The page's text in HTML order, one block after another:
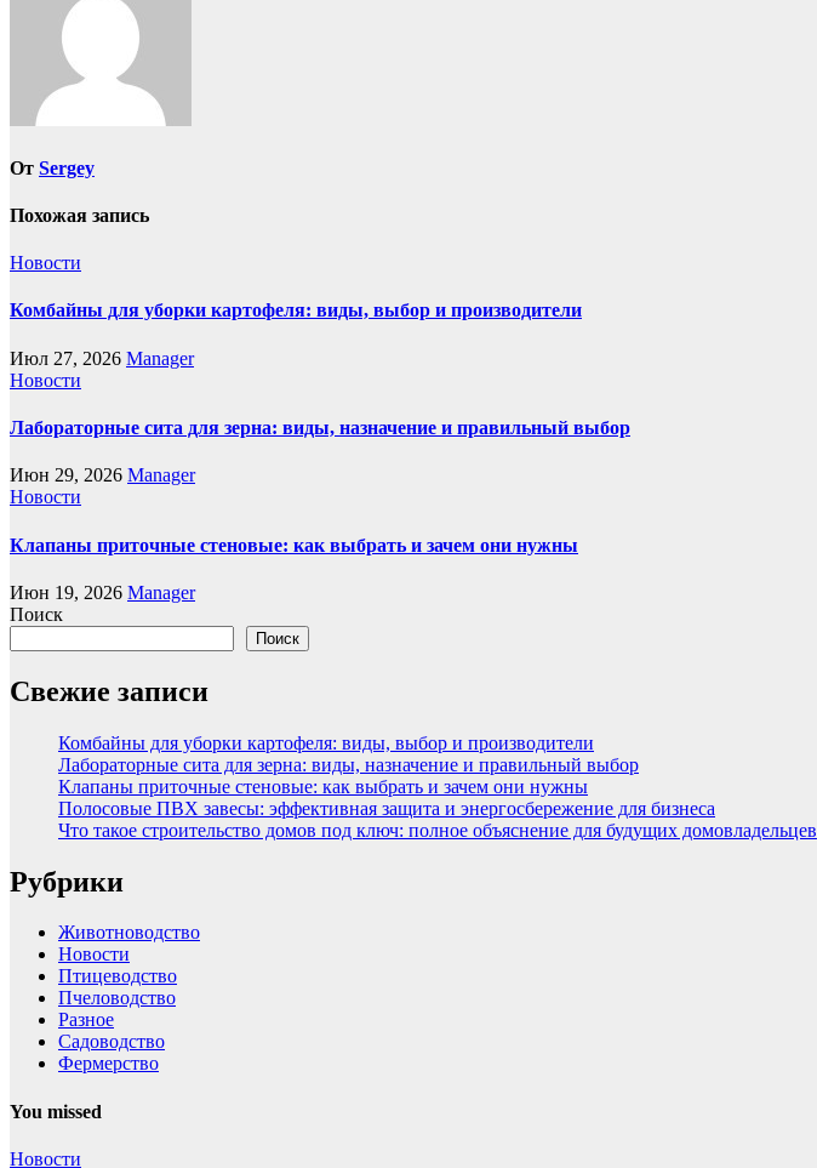
От Sergey
Похожая запись
Новости
Комбайны для уборки картофеля: виды, выбор и производители
Июл 27, 2026 Manager
Новости
Лабораторные сита для зерна: виды, назначение и правильный выбор
Июн 29, 2026 Manager
Новости
Клапаны приточные стеновые: как выбрать и зачем они нужны
Июн 19, 2026 Manager
Поиск
Поиск
Свежие записи
Комбайны для уборки картофеля: виды, выбор и производители
Лабораторные сита для зерна: виды, назначение и правильный выбор
Клапаны приточные стеновые: как выбрать и зачем они нужны
Полосовые ПВХ завесы: эффективная защита и энергосбережение для бизнеса
Что такое строительство домов под ключ: полное объяснение для будущих домовладельцев
Рубрики
Животноводство
Новости
Птицеводство
Пчеловодство
Разное
Садоводство
Фермерство
You missed
Новости